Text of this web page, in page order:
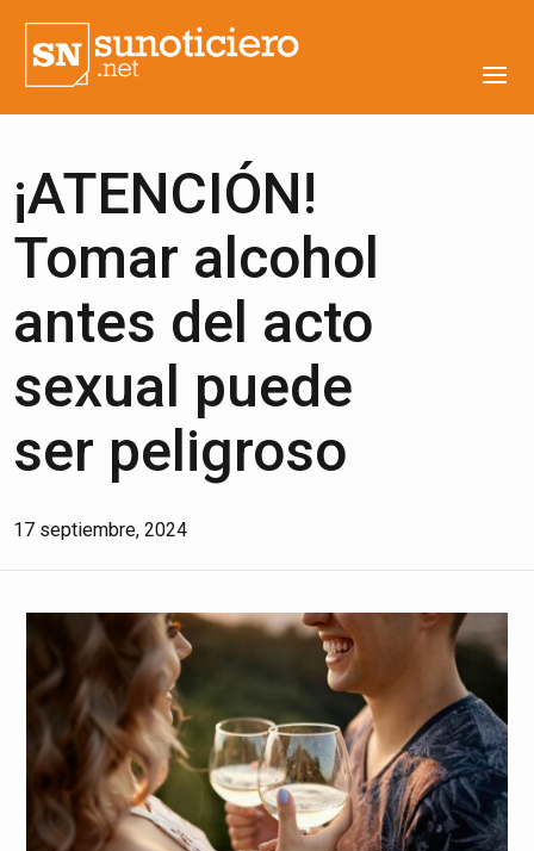
¡ATENCIÓN!
Tomar alcohol
antes del acto
sexual puede
ser peligroso
17 septiembre, 2024